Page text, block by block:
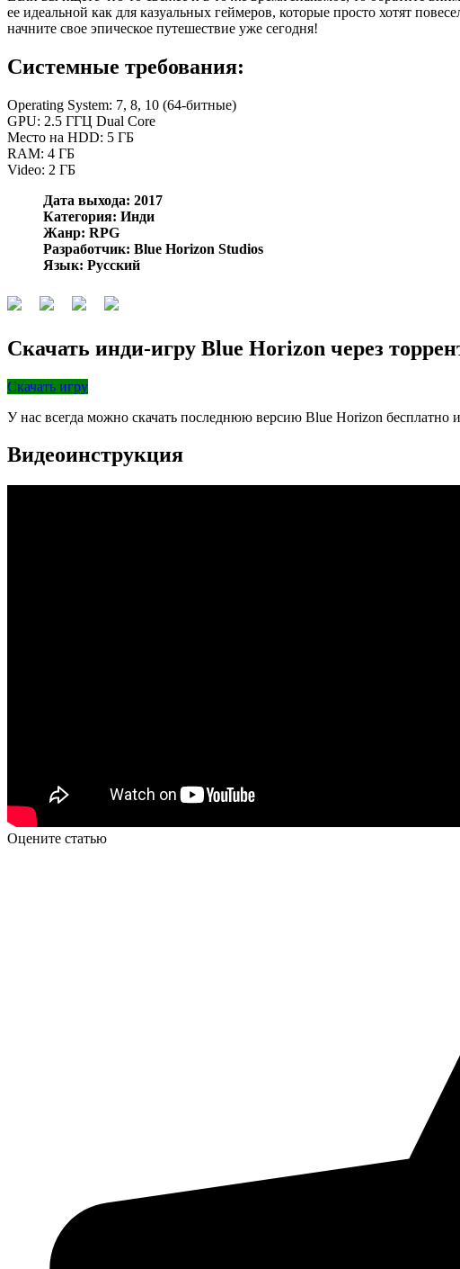
ее идеальной как для казуальных геймеров, которые просто хотят
начните свое эпическое путешествие уже сегодня!
Системные требования:
Operating System: 7, 8, 10 (64-битные)
GPU: 2.5 ГГЦ Dual Core
Место на HDD: 5 ГБ
RAM: 4 ГБ
Video: 2 ГБ
Дата выхода: 2017
Категория: Инди
Жанр: RPG
Разработчик: Blue Horizon Studios
Язык: Русский
Скачать инди-игру Blue Horizon через
Скачать игру
У нас всегда можно скачать последнюю версию Blue Horizon бесплатно
Видеоинструкция
Оцените статью